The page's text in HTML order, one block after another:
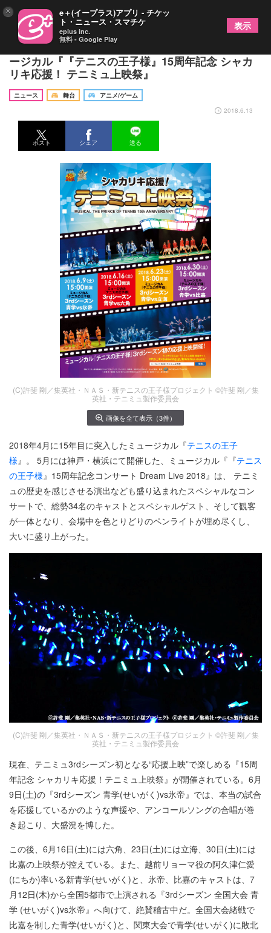
テニミュ3rdシーズン初の応援上映が開催！ ミュ
ージカル『『テニスの王子様』15周年記念 シャカ
リキ応援！ テニミュ上映祭』
ニュース 舞台
アニメ/ゲーム
2018.6.13
ポスト シェア 送る
(C)許斐 剛／集英社・ＮＡＳ・新テニスの王子様プロジェクト ©許斐 剛／集
英社・テニミュ製作委員会
画像を全て表示（3件）
2018年4月に15年目に突入したミュージカル『テニスの王子
様 』。 5月には神戸・横浜にて開催した、ミュージカル『『テニス
の王子様 』15周年記念コンサート Dream Live 2018』は、 テニミ
ュの歴史を感じさせる演出なども盛り込まれたスペシャルなコン
サートで、総勢34名のキャストとスペシャルゲスト、そして観客
が一体となり、会場中を色とりどりのペンライトが埋め尽くし、
大いに盛り上がった。
(C)許斐 剛／集英社・ＮＡＳ・新テニスの王子様プロジェクト ©許斐 剛／集
英社・テニミュ製作委員会
現在、テニミュ3rdシーズン初となる“応援上映”で楽しめる『15周
年記念 シャカリキ応援！テニミュ上映祭』が開催されている。6月
9日(土)の『3rdシーズン 青学(せいがく)vs氷帝』では、本当の試合
を応援しているかのような声援や、アンコールソングの合唱が巻
き起こり、大盛況を博した。
この後、6月16日(土)には六角、23日(土)には立海、30日(土)には
比嘉の上映祭が控えている。また、越前リョーマ役の阿久津仁愛
(にちか)率いる新青学(せいがく)と、氷帝、比嘉のキャストは、7
月12日(木)から全国5都市で上演される『3rdシーズン 全国大会 青
学 (せいがく)vs氷帝』へ向けて、絶賛稽古中だ。全国大会緒戦で
比嘉を制した青学(せいがく)と、関東大会で青学(せいがく)に敗北
× e＋(イープラス)アプリ - チケッ
ト・ニュース・スマチケ
eplus inc.
無料 - Google Play
表示